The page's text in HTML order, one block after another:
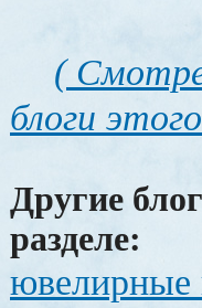
(
блоги
Другие
разделе:
ювелирные